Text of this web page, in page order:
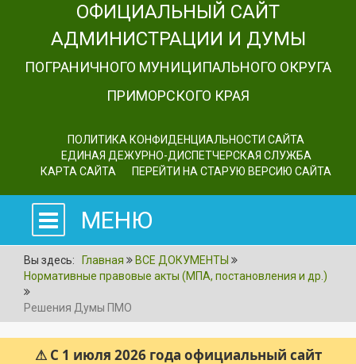
ОФИЦИАЛЬНЫЙ САЙТ
АДМИНИСТРАЦИИ И ДУМЫ
ПОГРАНИЧНОГО МУНИЦИПАЛЬНОГО ОКРУГА
ПРИМОРСКОГО КРАЯ
ПОЛИТИКА КОНФИДЕНЦИАЛЬНОСТИ САЙТА
ЕДИНАЯ ДЕЖУРНО-ДИСПЕТЧЕРСКАЯ СЛУЖБА
КАРТА САЙТА
ПЕРЕЙТИ НА СТАРУЮ ВЕРСИЮ САЙТА
МЕНЮ
Вы здесь: Главная
ВСЕ ДОКУМЕНТЫ
Нормативные правовые акты (МПА, постановления и др.)
Решения Думы ПМО
⚠ С 1 июля 2026 года официальный сайт